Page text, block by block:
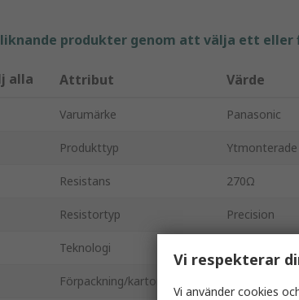
produkter genom att välja ett
alla Attribut Värde
Varumärke Panasonic
Produkttyp
Resistans 270Ω
Resistortyp Precision
Teknologi
Förpackning/kartong
Vi respekterar
Vi använder cookies